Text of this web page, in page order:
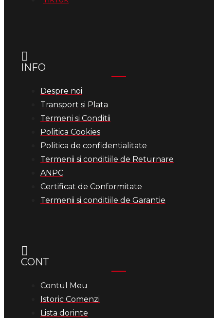
INFO
Despre noi
Transport si Plata
Termeni si Conditii
Politica Cookies
Politica de confidentialitate
Termenii si conditiile de Returnare
ANPC
Certificat de Conformitate
Termenii si conditiile de Garantie
CONT
Contul Meu
Istoric Comenzi
Lista dorinte